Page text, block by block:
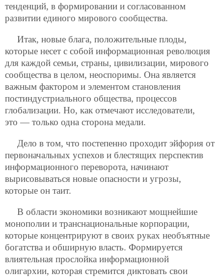
тенденций, в формировании и согласованном
развитии единого мирового сообщества.
Итак, новые блага, положительные плоды,
которые несет с собой информационная революция
для каждой семьи, страны, цивилизации, мирового
сообщества в целом, неоспоримы. Она является
важным фактором и элементом становления
постиндустриального общества, процессов
глобализации. Но, как отмечают исследователи,
это — только одна сторона медали.
Дело в том, что постепенно проходит эйфория от
первоначальных успехов и блестящих перспектив
информационного переворота, начинают
вырисовываться новые опасности и угрозы,
которые он таит.
В области экономики возникают мощнейшие
монополии и транснациональные корпорации,
которые концентрируют в своих руках необъятные
богатства и обширную власть. Формируется
влиятельная прослойка информационной
олигархии, которая стремится диктовать свои